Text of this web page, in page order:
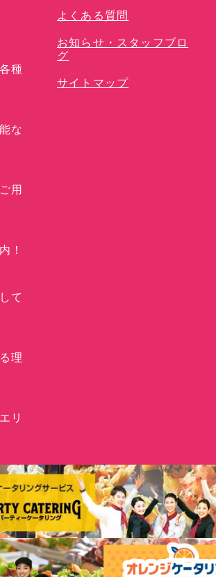
種
な
用
！
て
理
リ
よくある質問
お知らせ・スタッフブロ
グ
サイトマップ